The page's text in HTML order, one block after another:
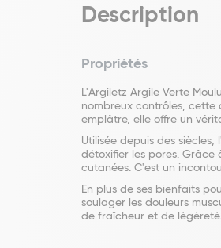
Description
Propriétés
L'Argiletz Argile Verte
nombreux contrôles, cette
emplâtre, elle offre un
Utilisée depuis des
détoxifier les pores.
cutanées. C'est un
En plus de ses bienfaits
soulager les douleurs
de fraîcheur et de